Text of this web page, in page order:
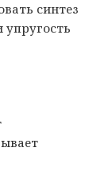
синтез